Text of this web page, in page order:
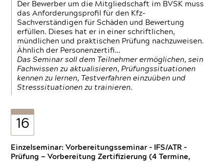
Der Bewerber um die Mitgliedschaft im BVSK muss
das Anforderungsprofil für den Kfz-
Sachverständigen für Schäden und Bewertung
erfüllen. Dieses hat er in einer schriftlichen,
mündlichen und praktischen Prüfung nachzuweisen.
Ähnlich der Personenzertifi…
Das Seminar soll dem Teilnehmer ermöglichen, sein
Fachwissen zu aktualisieren, Prüfungssituationen
kennen zu lernen, Testverfahren einzuüben und
Stresssituationen zu trainieren.
16
Einzelseminar: Vorbereitungsseminar - IFS/ATR -
Prüfung — Vorbereitung Zertifizierung (4 Termine,